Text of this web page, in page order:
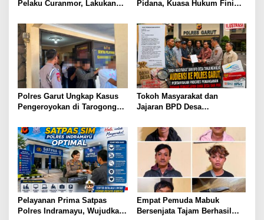
Pelaku Curanmor, Lakukan
Masih Menempel
Pidana, Kuasa Hukum Fini
Cacat Hukum Dalam
Penyitaan Aset Oleh Polda
Lampung
Polres Garut Ungkap Kasus
Pengeroyokan di Tarogong
Berhasil Diamankan
Tokoh Masyarakat dan
Jajaran BPD Desa
Surat Audiensi ke Polres
Garut, Pertanyakan Progres
Penanganan Dugaan
Penggelapan Dana Desa dan
Program PKH
Pelayanan Prima Satpas
Polres Indramayu, Wujudkan
Empat Pemuda Mabuk
Bersenjata Tajam Berhasil